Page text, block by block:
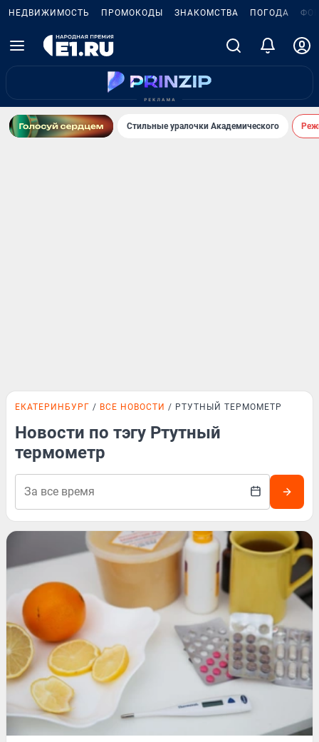
НЕДВИЖИМОСТЬ ПРОМОКОДЫ ЗНАКОМСТВА ПОГОДА
Стильные уралочки Академического
ЕКАТЕРИНБУРГ ВСЕ НОВОСТИ РТУТНЫЙ ТЕРМОМЕТР
Новости по тэгу Ртутный
термометр